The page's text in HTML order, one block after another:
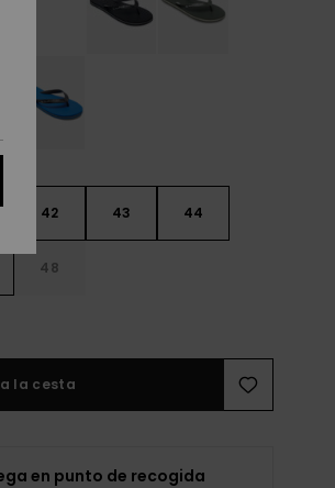
42 43 44
48
la cesta
en punto de recogida